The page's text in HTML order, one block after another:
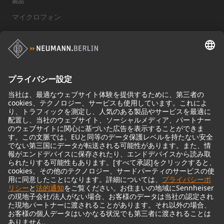
マイクロフォン
モニター
ヘッドフォン
歴史的なマイクロフォン
Audio Interface